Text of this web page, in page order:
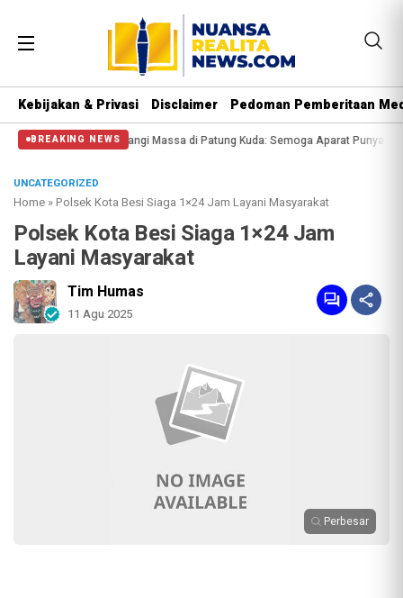
Kebijakan & Privasi Disclaimer Pedoman Pemberitaan
BREAKING NEWS
Halangi Massa di Patung Kuda: Semoga Aparat Punya Hati Nurani
UNCATEGORIZED
Home »Polsek Kota Besi Siaga 1×24 Jam Layani Masyarakat
Polsek Kota Besi Siaga 1×24 Jam
Layani Masyarakat
Tim Humas
11 Agu 2025
Perbesar